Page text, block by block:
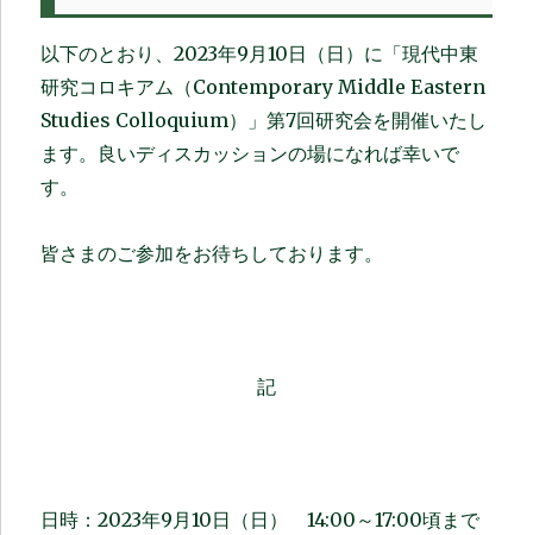
以下のとおり、2023年9月10日（日）に「現代中東
研究コロキアム（Contemporary Middle Eastern
Studies Colloquium）」第7回研究会を開催いたし
ます。良いディスカッションの場になれば幸いで
す。
皆さまのご参加をお待ちしております。
記
日時：2023年9月10日（日） 14:00～17:00頃まで